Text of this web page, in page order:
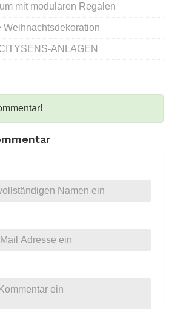
mit modularen Regalen
Weihnachtsdekoration
ANLAGEN